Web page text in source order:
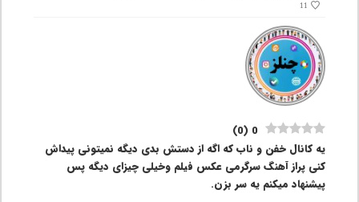
11
0
(
0
)
یه کانال خفن و ناب که اگه از دستش بدی دیگه نمیتونی پیداش
کنی پراز آهنگ سرگرمی عکس فیلم وخیلی چیزای دیگه پس
پیشنهاد میکنم یه سر بزن.